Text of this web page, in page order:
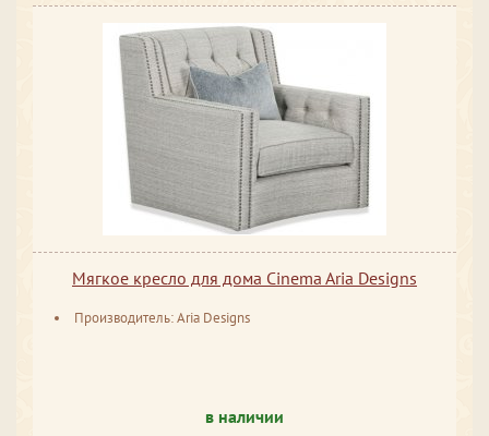
Мягкое кресло для дома Cinema Aria Designs
Производитель: Aria Designs
в наличии